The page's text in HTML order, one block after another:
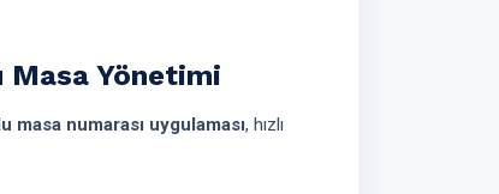
Masa Yönetimi
masa numarası uygulaması, hızlı